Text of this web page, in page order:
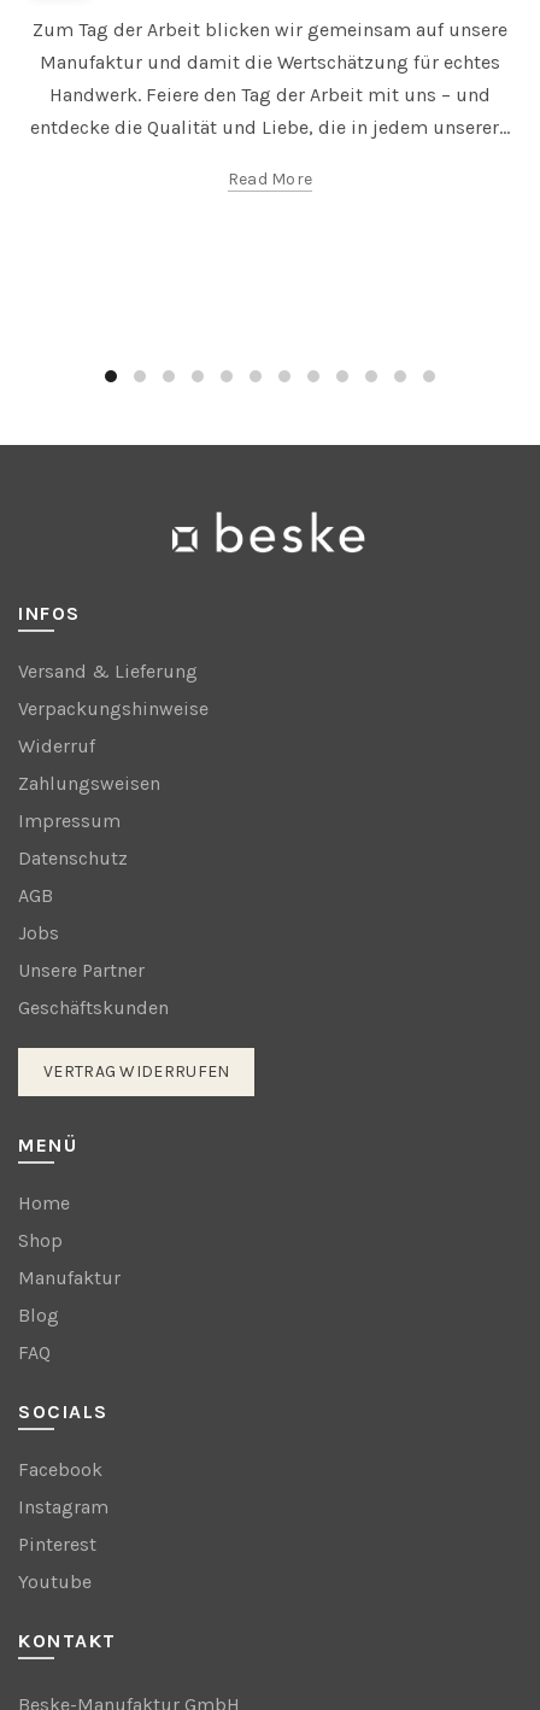
Zum Tag der Arbeit blicken wir gemeinsam auf unsere
Manufaktur und damit die Wertschätzung für echtes
Handwerk. Feiere den Tag der Arbeit mit uns – und
entdecke die Qualität und Liebe, die in jedem unserer...
Read More
INFOS
Versand & Lieferung
Verpackungshinweise
Widerruf
Zahlungsweisen
Impressum
Datenschutz
AGB
Jobs
Unsere Partner
Geschäftskunden
VERTRAG WIDERRUFEN
MENÜ
Home
Shop
Manufaktur
Blog
FAQ
SOCIALS
Facebook
Instagram
Pinterest
Youtube
KONTAKT
Beske-Manufaktur GmbH